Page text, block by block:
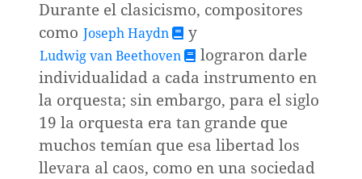
Durante el clasicismo, compositores
como Joseph Haydn y
Ludwig van Beethoven
lograron darle
individualidad a cada instrumento en
la orquesta; sin embargo, para el siglo
19 la orquesta era tan grande que
muchos temían que esa libertad los
llevara al caos, como en una sociedad